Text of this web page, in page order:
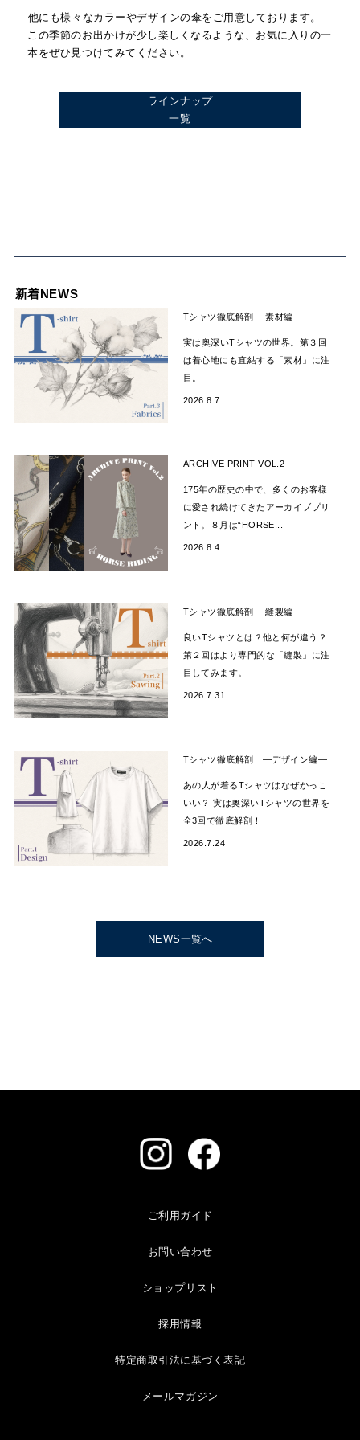
他にも様々なカラーやデザインの傘をご用意しております。
この季節のお出かけが少し楽しくなるような、お気に入りの一
本をぜひ見つけてみてください。
ラインナップ
一覧
新着NEWS
Tシャツ徹底解剖 —素材編―
実は奥深いTシャツの世界。第３回
は着心地にも直結する「素材」に注
目。
2026.8.7
ARCHIVE PRINT VOL.2
175年の歴史の中で、多くのお客様
に愛され続けてきたアーカイブプリ
ント。８月は“HORSE...
2026.8.4
Tシャツ徹底解剖 —縫製編―
良いTシャツとは？他と何が違う？
第２回はより専門的な「縫製」に注
目してみます。
2026.7.31
Tシャツ徹底解剖 —デザイン編―
あの人が着るTシャツはなぜかっこ
いい？ 実は奥深いTシャツの世界を
全3回で徹底解剖！
2026.7.24
NEWS一覧へ
ご利用ガイド
お問い合わせ
ショップリスト
採用情報
特定商取引法に基づく表記
メールマガジン